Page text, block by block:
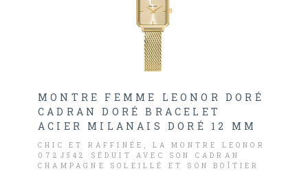
MONTRE FEMME LEONOR DORÉ
CADRAN DORÉ BRACELET
ACIER MILANAIS DORÉ 12 MM
CHIC ET RAFFINÉE, LA MONTRE LEONOR
072J542 SÉDUIT AVEC SON CADRAN
CHAMPAGNE SOLEILLÉ ET SON BOÎTIER